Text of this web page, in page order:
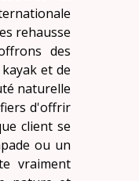
rehausse
des
et de
naturelle
fiers d'offrir
client se
ou un
vraiment